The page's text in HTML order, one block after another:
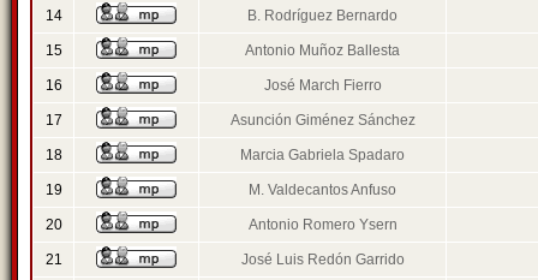
14 B. Rodríguez Bernardo
15 Antonio Muñoz Ballesta
16 José March Fierro
17 Asunción Giménez Sánchez
18 Marcia Gabriela Spadaro
19 M. Valdecantos Anfuso
20 Antonio Romero Ysern
21 José Luis Redón Garrido